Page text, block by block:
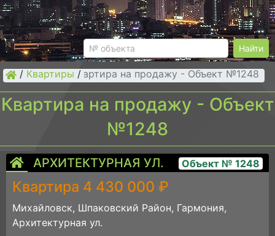
Найти
/ Квартиры /
Квартира на продажу - Объект №1248
Квартира на продажу - Объект
№1248
АРХИТЕКТУРНАЯ УЛ. Объект № 1248
Квартира 4 430 000 ₽
Михайловск, Шпаковский Район, Гармония,
Архитектурная ул.